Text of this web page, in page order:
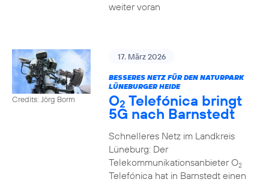
weiter voran
Credits: Jörg Borm
17. März 2026
BESSERES NETZ FÜR DEN NATURPARK
LÜNEBURGER HEIDE
O2 Telefónica bringt
5G nach Barnstedt
Schnelleres Netz im Landkreis
Lüneburg: Der
Telekommunikationsanbieter O2
Telefónica hat in Barnstedt einen